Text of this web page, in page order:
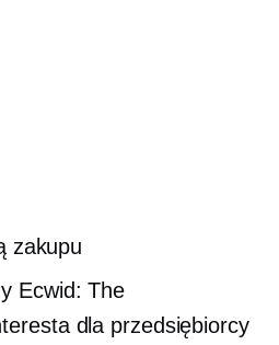
zakupu
Ecwid: The
dla przedsiębiorcy